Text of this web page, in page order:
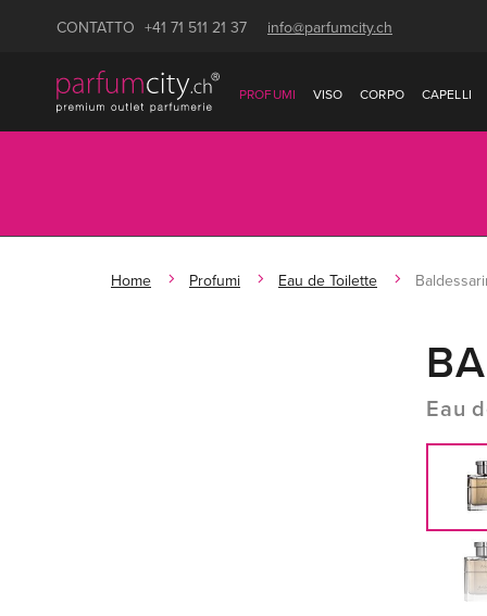
CONTATTO +41 71 511 21 37 info@parfumcity.ch
PROFUMI VISO CORPO CAPELLI
Home Profumi Eau de Toilette
Eau